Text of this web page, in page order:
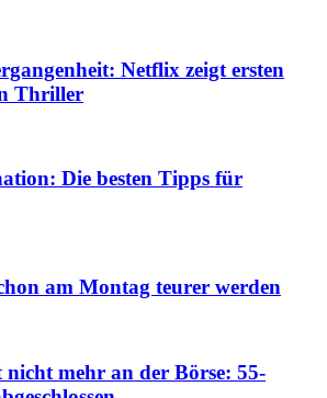
Netflix zeigt ersten
Thriller
Die besten Tipps für
am Montag teurer werden
mehr an der Börse: 55-